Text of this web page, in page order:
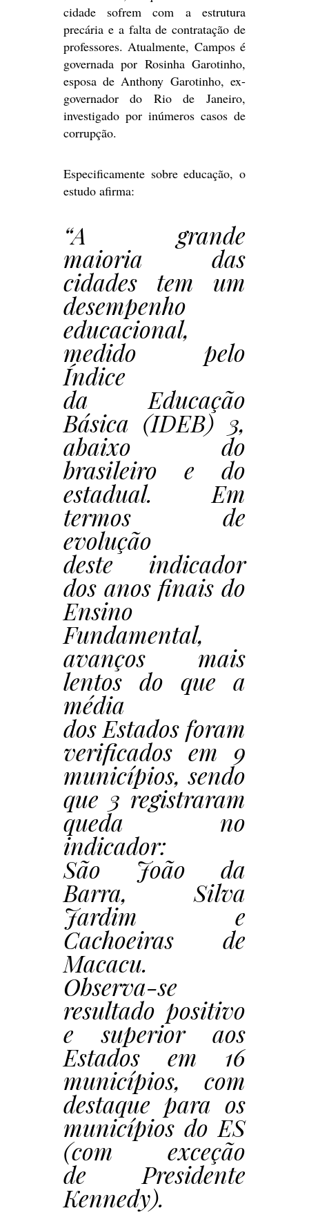
cidade sofrem com a estrutura
precária e a falta de contratação de
professores. Atualmente, Campos é
governada por Rosinha Garotinho,
esposa de Anthony Garotinho, ex-
governador do Rio de Janeiro,
investigado por inúmeros casos de
corrupção.
Especificamente sobre educação, o
estudo afirma:
“A grande
maioria das
cidades tem um
desempenho
educacional,
medido pelo
Índice
da Educação
Básica (IDEB) 3,
abaixo do
brasileiro e do
estadual. Em
termos de
evolução
deste indicador
dos anos finais do
Ensino
Fundamental,
avanços mais
lentos do que a
média
dos Estados foram
verificados em 9
municípios, sendo
que 3 registraram
queda no
indicador:
São João da
Barra, Silva
Jardim e
Cachoeiras de
Macacu.
Observa-se
resultado positivo
e superior aos
Estados em 16
municípios, com
destaque para os
municípios do ES
(com exceção
de Presidente
Kennedy).